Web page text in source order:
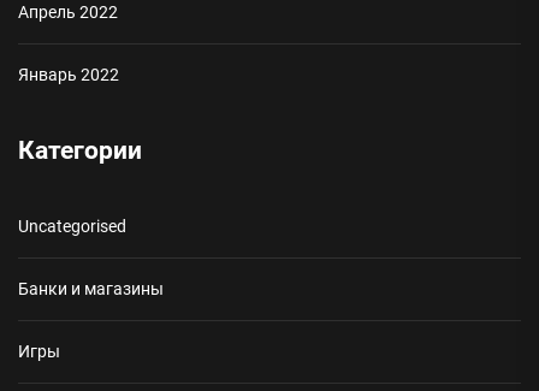
Апрель 2022
Январь 2022
Категории
Uncategorised
Банки и магазины
Игры